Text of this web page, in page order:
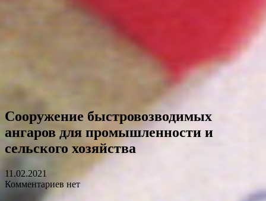
Сооружение быстровозводимых
ангаров для промышленности и
сельского хозяйства
11.02.2021
Комментариев нет